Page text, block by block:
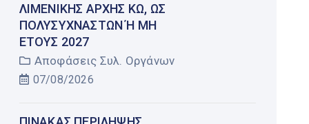
ΛΙΜΕΝΙΚΉΣ ΑΡΧΉΣ ΚΩ, ΩΣ
ΠΟΛΥΣΎΧΝΑΣΤΩΝ Ή ΜΗ Έ
ΤΟΥΣ 2027
Αποφάσεις Συλ. Οργάνων
07/08/2026